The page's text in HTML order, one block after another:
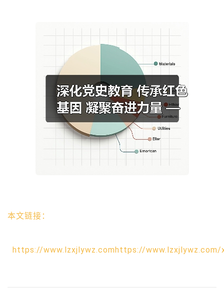
本文链接：
https://www.lzxjlywz.comhttps://www.lzxjlywz.com/